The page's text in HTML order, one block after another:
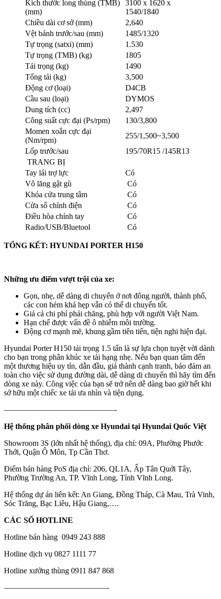
Kích thước long thùng (TMB)
(mm)
3100 x 1620 x
1540/1840
Chiều dài cơ sở (mm)
2,640
Vệt bánh trước/sau (mm)
1485/1320
Tự trọng (satxi) (mm)
1.530
Tự trọng (TMB) (kg)
1805
Tải trọng (kg)
1490
Tổng tải (kg)
3,500
Động cơ (loại)
D4CB
Cầu sau (loại)
DYMOS
Dung tích (cc)
2,497
Công suất cực đại (Ps/rpm)
130/3,800
Momen xoắn cực đại
(Nm/rpm)
255/1,500~3,500
Lốp trước/sau
195/70R15 /145R13
TRANG BỊ
Tay lái trợ lực
Có
Vô lăng gật gù
Có
Khóa cửa trung tâm
Có
Cửa sổ chỉnh điện
Có
Điều hòa chỉnh tay
Có
Radio/USB/Bluetool
Có
TỔNG KẾT: HYUNDAI PORTER H150
Những ưu điểm vượt trội của xe:
Gọn, nhẹ, dễ dàng di chuyển ở nơi đông người, thành phố,
các con hẻm khá hẹp vẫn có thể di chuyển tốt.
Giá cả chi phí phải chăng, phù hợp với người Việt Nam.
Hạn chế được vấn đề ô nhiễm môi trường.
Động cơ mạnh mẽ, khung gầm tiên tiến, tiện nghi hiện đại.
Hyundai Porter H150 tải trọng 1.5 tấn là sự lựa chọn tuyệt vời dành
cho bạn trong phân khúc xe tải hạng nhẹ. Nếu bạn quan tâm đến
một thương hiệu uy tín, dẫn đầu, giá thành cạnh tranh, bảo đảm an
toàn cho việc sử dụng đường dài, dễ dàng di chuyển thì hãy tìm đến
dòng xe này. Công việc của bạn sẽ trở nên dễ dàng bao giờ hết khi
sở hữu một chiếc xe tải ưa nhìn và tiện dụng.
——————————————-
Hệ thống phân phối dòng xe Hyundai tại Hyundai Quốc Việt
Showroom 3S (lớn nhất hệ thống), địa chỉ: 09A, Phường Phước
Thới, Quận Ô Môn, Tp Cần Thơ.
Điểm bán hàng PoS địa chỉ: 206, QL1A, Ấp Tân Quới Tây,
Phường Trường An, TP. Vĩnh Long, Tỉnh Vĩnh Long.
Hệ thống dự án liên kết: An Giang, Đồng Tháp, Cà Mau, Trà Vinh,
Sóc Trăng, Bạc Liêu, Hậu Giang,….
CÁC SỐ HOTLINE
Hotline bán hàng 0949 243 888
Hotline dịch vụ 0827 1111 77
Hotline xưởng thùng 0911 847 868
—————————————-